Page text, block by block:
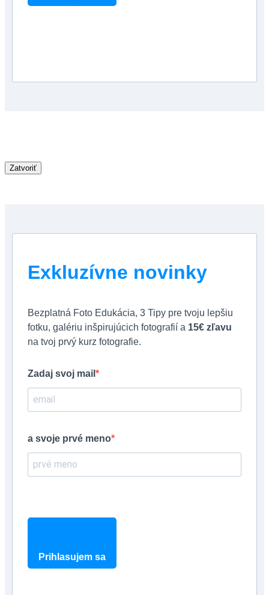
Zatvoriť
Exkluzívne novinky
Bezplatná Foto Edukácia, 3 Tipy pre tvoju lepšiu
fotku, galériu inšpirujúcich fotografií a 15€ zľavu
na tvoj prvý kurz fotografie.
Zadaj svoj mail
a svoje prvé meno
Prihlasujem sa